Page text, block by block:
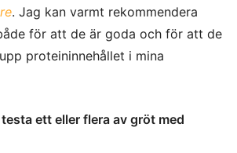
. Jag kan varmt rekommendera
för att de är goda och för att de
proteininnehållet i mina
ett eller flera av gröt med